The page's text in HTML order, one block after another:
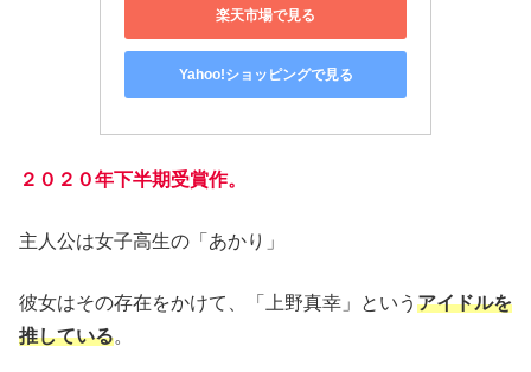
楽天市場で見る
Yahoo!ショッピングで見る
２０２０年下半期受賞作。
主人公は女子高生の「あかり」
彼女はその存在をかけて、「上野真幸」という アイドルを
推している。